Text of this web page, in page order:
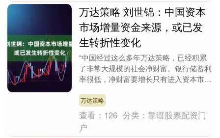
万达策略 刘世锦：中国资本
市场增量资金来源，或已发
生转折性变化
“中国经过这么多年万达策略，已经积累
了非常大规模的社会净财富。银行储蓄利
率很低，净财富要增长只有进入资本市
过去已经发生了转折....
万达策略
查看： 126 分类：靠谱股票配资门
户